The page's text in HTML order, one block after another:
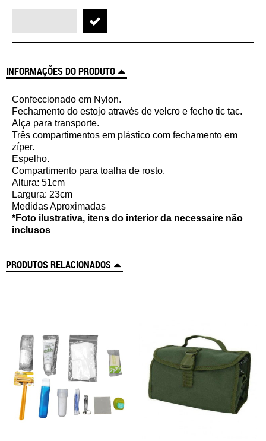
INFORMAÇÕES DO PRODUTO
Confeccionado em Nylon.
Fechamento do estojo através de velcro e fecho tic tac.
Alça para transporte.
Três compartimentos em plástico com fechamento em
zíper.
Espelho.
Compartimento para toalha de rosto.
Altura: 51cm
Largura: 23cm
Medidas Aproximadas
*Foto ilustrativa, itens do interior da necessaire não
inclusos
PRODUTOS RELACIONADOS